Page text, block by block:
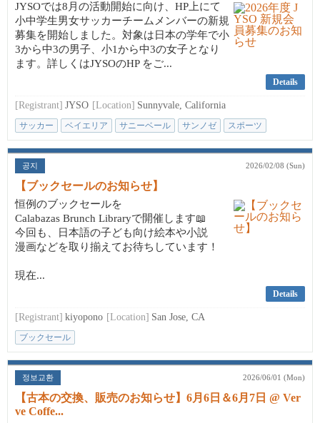
JYSOでは8月の活動開始に向け、HP上にて
小中学生男女サッカーチームメンバーの新規
募集を開始しました。対象は日本の学年で小
3から中3の男子、小1から中3の女子となり
ます。詳しくはJYSOのHP をご...
Details
[Registrant] JYSO [Location] Sunnyvale, California
サッカー ベイエリア サニーベール サンノゼ スポーツ
공지 2026/02/08 (Sun)
【ブックセールのお知らせ】
恒例のブックセールを
Calabazas Brunch Libraryで開催します📖
今回も、日本語の子ども向け絵本や小説
漫画などを取り揃えてお待ちしています！
現在...
Details
[Registrant] kiyopono [Location] San Jose, CA
ブックセール
정보교환 2026/06/01 (Mon)
【古本の交換、販売のお知らせ】6月6日＆6月7日 @ Ver
ve Coffe...